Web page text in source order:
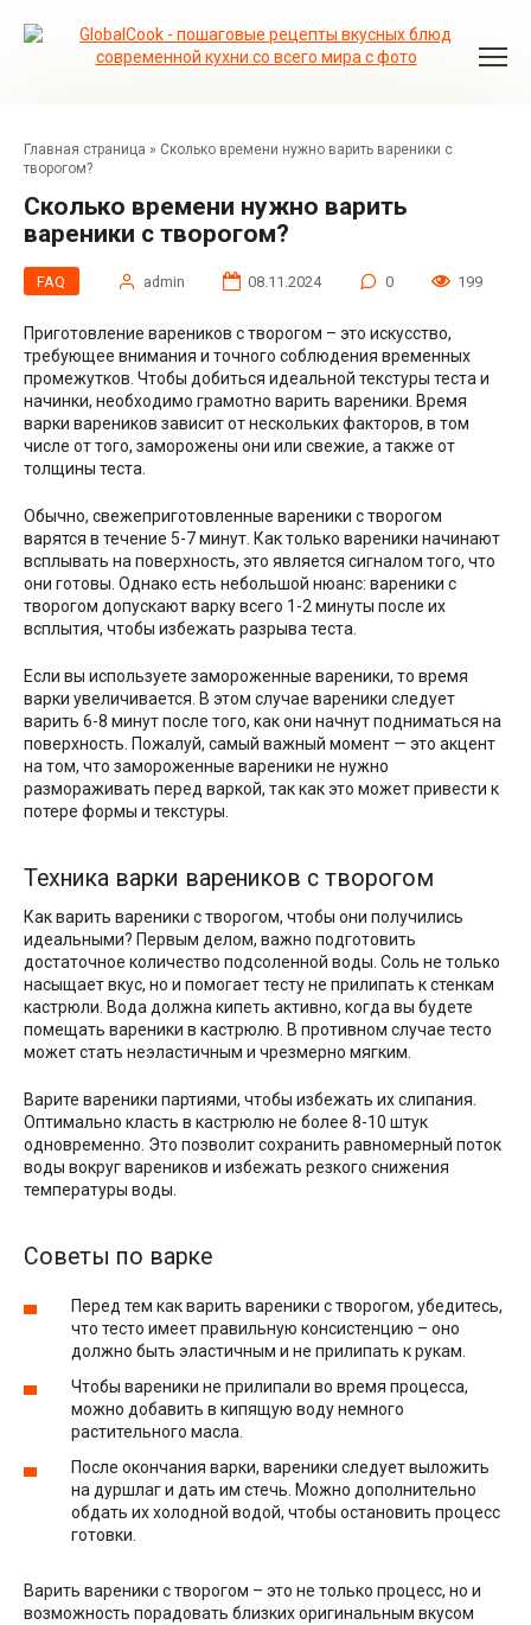
Главная страница » Сколько времени нужно варить вареники с
творогом?
Сколько времени нужно варить
вареники с творогом?
FAQ admin 08.11.2024 0 199
Приготовление вареников с творогом – это искусство,
требующее внимания и точного соблюдения временных
промежутков. Чтобы добиться идеальной текстуры теста и
начинки, необходимо грамотно варить вареники. Время
варки вареников зависит от нескольких факторов, в том
числе от того, заморожены они или свежие, а также от
толщины теста.
Обычно, свежеприготовленные вареники с творогом
варятся в течение 5-7 минут. Как только вареники начинают
всплывать на поверхность, это является сигналом того, что
они готовы. Однако есть небольшой нюанс: вареники с
творогом допускают варку всего 1-2 минуты после их
всплытия, чтобы избежать разрыва теста.
Если вы используете замороженные вареники, то время
варки увеличивается. В этом случае вареники следует
варить 6-8 минут после того, как они начнут подниматься на
поверхность. Пожалуй, самый важный момент — это акцент
на том, что замороженные вареники не нужно
размораживать перед варкой, так как это может привести к
потере формы и текстуры.
Техника варки вареников с творогом
Как варить вареники с творогом, чтобы они получились
идеальными? Первым делом, важно подготовить
достаточное количество подсоленной воды. Соль не только
насыщает вкус, но и помогает тесту не прилипать к стенкам
кастрюли. Вода должна кипеть активно, когда вы будете
помещать вареники в кастрюлю. В противном случае тесто
может стать неэластичным и чрезмерно мягким.
Варите вареники партиями, чтобы избежать их слипания.
Оптимально класть в кастрюлю не более 8-10 штук
одновременно. Это позволит сохранить равномерный поток
воды вокруг вареников и избежать резкого снижения
температуры воды.
Советы по варке
Перед тем как варить вареники с творогом, убедитесь,
что тесто имеет правильную консистенцию – оно
должно быть эластичным и не прилипать к рукам.
Чтобы вареники не прилипали во время процесса,
можно добавить в кипящую воду немного
растительного масла.
После окончания варки, вареники следует выложить
на дуршлаг и дать им стечь. Можно дополнительно
обдать их холодной водой, чтобы остановить процесс
готовки.
Варить вареники с творогом – это не только процесс, но и
возможность порадовать близких оригинальным вкусом